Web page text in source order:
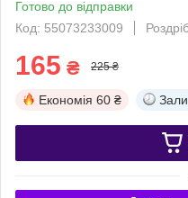
Готово до відправки
Код: 55073233009
165 ₴ 225 ₴
Економія 60 ₴